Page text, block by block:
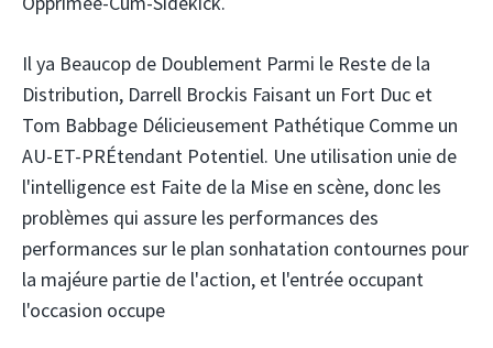
Il ya Beaucop de Doublement Parmi le Reste de la
Distribution, Darrell Brockis Faisant un Fort Duc et
Tom Babbage Délicieusement Pathétique Comme un
AU-ET-PRÉtendant Potentiel. Une utilisation unie de
l'intelligence est Faite de la Mise en scène, donc les
problèmes qui assure les performances des
performances sur le plan sonhatation contournes pour
la majéure partie de l'action, et l'entrée occupant
l'occasion occupe